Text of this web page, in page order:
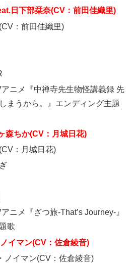
日下部栞奈(CV：前田佳織里)
：前田佳織里)
ニメ『中禅寺先生物怪講義録 先
まうから。』エンディング主題
森ちか(CV：月城日花)
：月城日花)
ニメ『ざつ旅-That’s Journey-』
歌
イマン(CV：佐倉綾音)
ノイマン(CV：佐倉綾音)